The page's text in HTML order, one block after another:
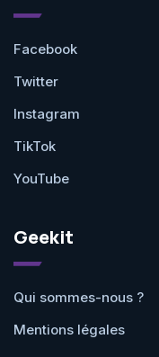
Facebook
Twitter
Instagram
TikTok
YouTube
Geekit
Qui sommes-nous ?
Mentions légales